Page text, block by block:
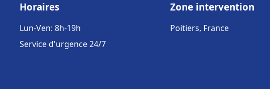
Horaires
Lun-Ven: 8h-19h
Service d'urgence 24/7
Zone intervention
Poitiers, France